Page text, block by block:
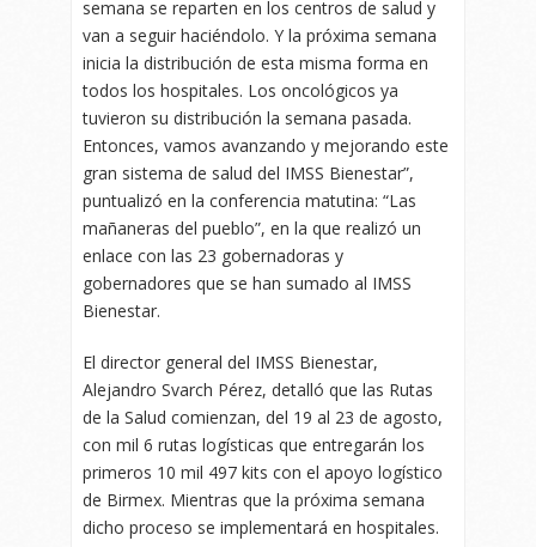
semana se reparten en los centros de salud y
van a seguir haciéndolo. Y la próxima semana
inicia la distribución de esta misma forma en
todos los hospitales. Los oncológicos ya
tuvieron su distribución la semana pasada.
Entonces, vamos avanzando y mejorando este
gran sistema de salud del IMSS Bienestar”,
puntualizó en la conferencia matutina: “Las
mañaneras del pueblo”, en la que realizó un
enlace con las 23 gobernadoras y
gobernadores que se han sumado al IMSS
Bienestar.
El director general del IMSS Bienestar,
Alejandro Svarch Pérez, detalló que las Rutas
de la Salud comienzan, del 19 al 23 de agosto,
con mil 6 rutas logísticas que entregarán los
primeros 10 mil 497 kits con el apoyo logístico
de Birmex. Mientras que la próxima semana
dicho proceso se implementará en hospitales.